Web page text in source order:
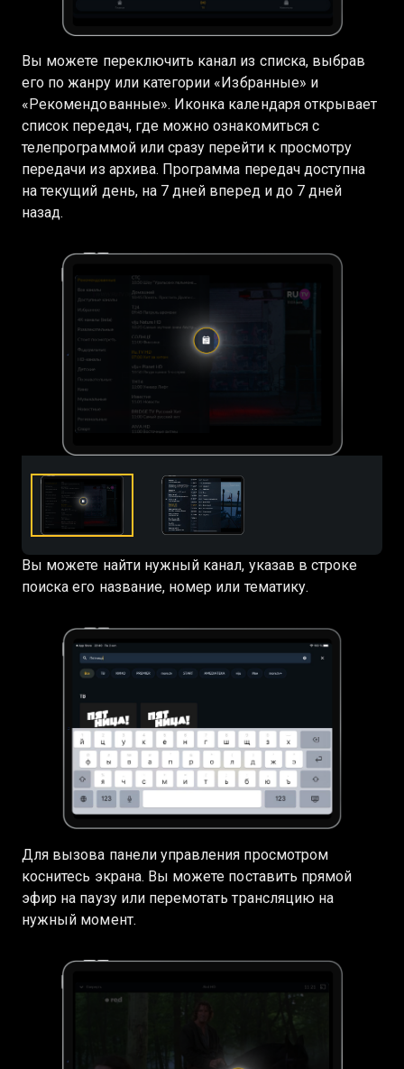
Вы можете переключить канал из списка, выбрав
его по жанру или категории «Избранные» и
«Рекомендованные». Иконка календаря открывает
список передач, где можно ознакомиться с
телепрограммой или сразу перейти к просмотру
передачи из архива. Программа передач доступна
на текущий день, на 7 дней вперед и до 7 дней
назад.
Вы можете найти нужный канал, указав в строке
поиска его название, номер или тематику.
Для вызова панели управления просмотром
коснитесь экрана. Вы можете поставить прямой
эфир на паузу или перемотать трансляцию на
нужный момент.